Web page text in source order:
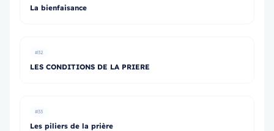
La bienfaisance
#32
LES CONDITIONS DE LA PRIERE
#33
Les piliers de la prière